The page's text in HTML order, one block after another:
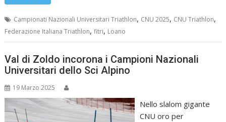
Campionati Nazionali Universitari Triathlon, CNU 2025, CNU Triathlon,
Federazione Italiana Triathlon,fitri, Loano
Val di Zoldo incorona i Campioni Nazionali
Universitari dello Sci Alpino
19 Marzo 2025
Nello slalom gigante
CNU oro per